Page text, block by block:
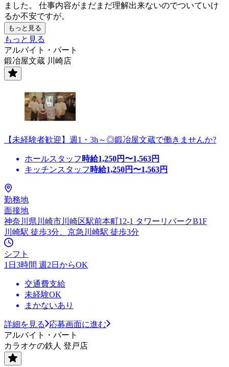
ました。 仕事内容がまだまだ理解出来ないのでついていけ
るか不安ですが。
もっと見る
もっと見る
アルバイト・パート
鍛冶屋文蔵 川崎店
【未経験者歓迎】週1・3h～◎鍛冶屋文蔵で働きませんか?
ホールスタッフ 時給1,250円〜1,563円
キッチンスタッフ 時給1,250円〜1,563円
勤務地
面接地
神奈川県川崎市川崎区駅前本町12-1 タワーリバークB1F
川崎駅 徒歩3分、京急川崎駅 徒歩3分
シフト
1日3時間 週2日からOK
交通費支給
未経験OK
まかないあり
詳細を見る
応募画面に進む
アルバイト・パート
カラオケの鉄人 登戸店